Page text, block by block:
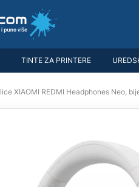
TINTE ZA PRINTERE
XIAOMI REDMI Headphones Neo,